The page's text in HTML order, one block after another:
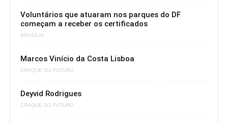
Voluntários que atuaram nos parques do DF
começam a receber os certificados
BRASÍLIA
Marcos Vinício da Costa Lisboa
CRAQUE DO FUTURO
Deyvid Rodrigues
CRAQUE DO FUTURO